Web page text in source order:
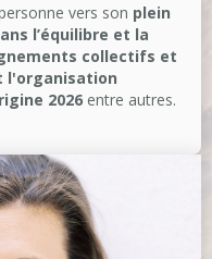
vers son plein
l’équilibre et la
collectifs et
l'organisation
2026 entre autres.